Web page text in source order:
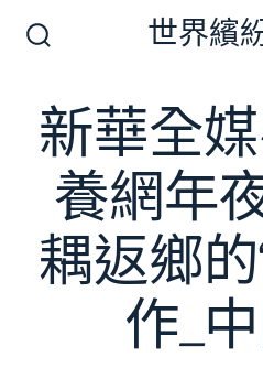
切
換
開
關
世界繽
新華全
養網年
耦返鄉的
作_